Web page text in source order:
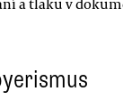
a tlaku v